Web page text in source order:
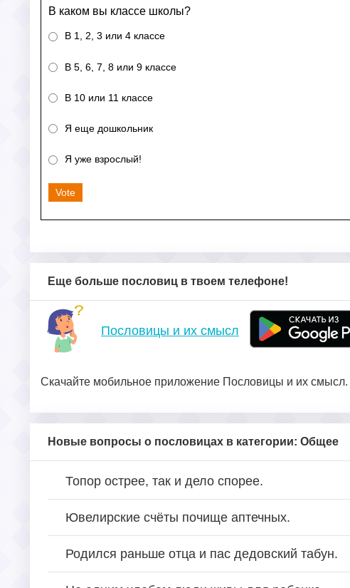
В каком вы классе школы?
В 1, 2, 3 или 4 классе
В 5, 6, 7, 8 или 9 классе
В 10 или 11 классе
Я еще дошкольник
Я уже взрослый!
Vote
Еще больше пословиц в твоем телефоне!
Пословицы и их смысл
Скачайте мобильное приложение Пословицы и их
Новые вопросы о пословицах в категории: Общее
Топор острее, так и дело спорее.
Ювелирские счёты почище аптечных.
Родился раньше отца и пас дедовский табун.